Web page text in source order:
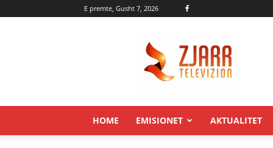
E premte, Gusht 7, 2026
HOME EMISIONET AKTUALITET